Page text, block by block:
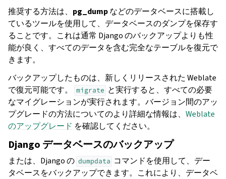
推奨する方法は、 pg_dumpなどのデータベースに搭載し
ているツールを使用して、データベースのダンプを保存す
ることです。これは通常 Django のバックアップよりも性
能が良く、すべてのデータを含む完全なテーブルを復元で
きます。
バックアップしたものは、新しくリリースされた Weblate
で復元可能です。
migrate と実行すると、すべての必要
なマイグレーションが実行されます。バージョン間のアッ
プグレードの方法についてのより詳細な情報は、 Weblate
のアップグレード を確認してください。
Django データベースのバックアップ
または、Django の dumpdata コマンドを使用して、デー
タベースをバックアップできます。これにより、データベ